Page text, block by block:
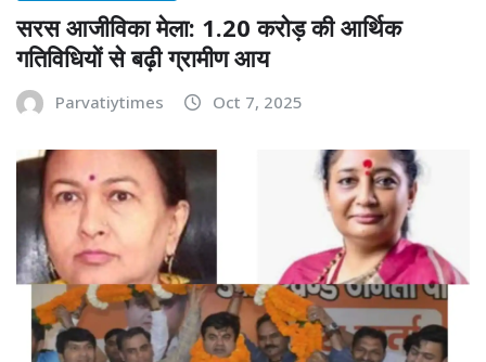
सरस आजीविका मेला: 1.20 करोड़ की आर्थिक
गतिविधियों से बढ़ी ग्रामीण आय
Parvatiytimes Oct 7, 2025